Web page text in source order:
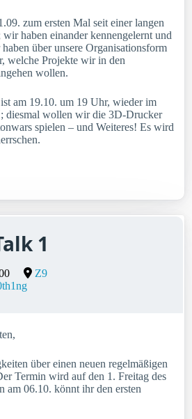
zum ersten Mal seit einer langen
haben einander kennengelernt und
über unsere Organisationsform
welche Projekte wir in den
wollen.
am 19.10. um 19 Uhr, wieder im
diesmal wollen wir die 3D-Drucker
spielen – und Weiteres! Es wird
1
Z9
über einen neuen regelmäßigen
Termin wird auf den 1. Freitag des
am 06.10. könnt ihr den ersten